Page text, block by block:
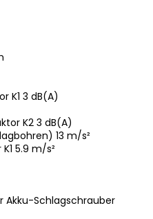
K1 3 dB(A)
K2 3 dB(A)
13 m/s²
5.9 m/s²
Akku-Schlagschrauber